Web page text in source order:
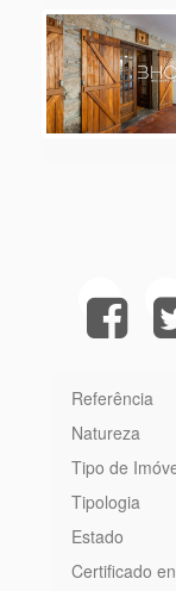
Referência
Natureza
Tipo de
Tipologia
Estado
Certificado